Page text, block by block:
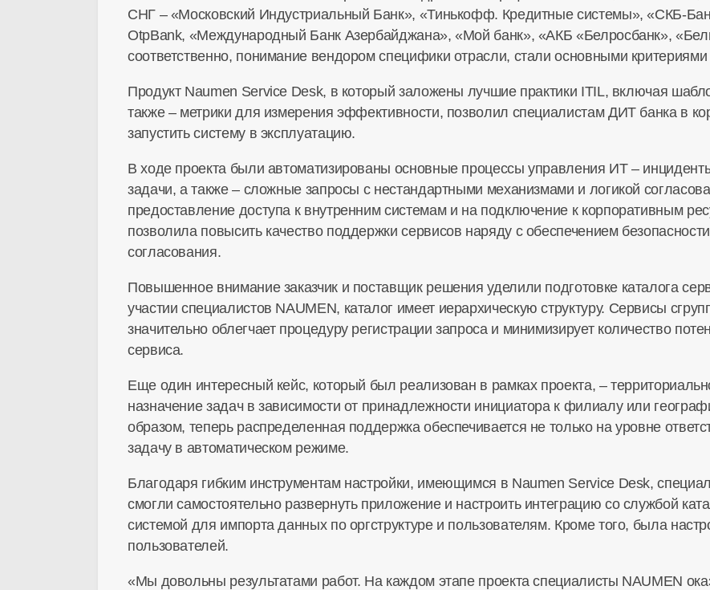
СНГ – «Московский Индустриальный Банк», «Тинькофф. Кредитные системы», «СКБ-
OtpBank, «Международный Банк Азербайджана», «Мой банк», «АКБ «Белросбанк»,
соответственно, понимание вендором специфики отрасли, стали основными
Продукт Naumen Service Desk, в который заложены лучшие практики ITIL, включая
также – метрики для измерения эффективности, позволил специалистам ДИТ банка в
запустить систему в эксплуатацию.
В ходе проекта были автоматизированы основные процессы управления ИТ –
задачи, а также – сложные запросы с нестандартными механизмами и логикой
предоставление доступа к внутренним системам и на подключение к корпоративным
позволила повысить качество поддержки сервисов наряду с обеспечением
согласования.
Повышенное внимание заказчик и поставщик решения уделили подготовке каталога
участии специалистов NAUMEN, каталог имеет иерархическую структуру. Cервисы
значительно облегчает процедуру регистрации запроса и минимизирует количество
сервиса.
Еще один интересный кейс, который был реализован в рамках проекта, –
назначение задач в зависимости от принадлежности инициатора к филиалу или
образом, теперь распределенная поддержка обеспечивается не только на уровне
задачу в автоматическом режиме.
Благодаря гибким инструментам настройки, имеющимся в Naumen Service Desk,
смогли самостоятельно развернуть приложение и настроить интеграцию со службой
системой для импорта данных по оргструктуре и пользователям. Кроме того, была
пользователей.
«Мы довольны результатами работ. На каждом этапе проекта специалисты NAUMEN